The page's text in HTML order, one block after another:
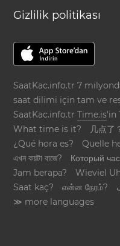
Gizlilik politikası
SaatKac.info.tr 7
saat dilimi için tam ve
SaatKac.info.trTime.is'in
What time is it?
几点了
¿Qué hora es?
Quelle
এখন কয়টা বাজে?
Который
Jam berapa?
Wieviel
Saat kaç?
என்ன நேரம்?
≫ more languages